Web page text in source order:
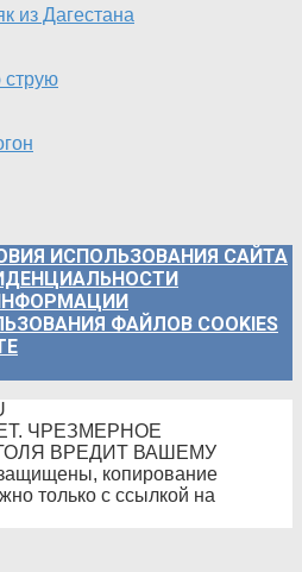
из Дагестана
струю
ИСПОЛЬЗОВАНИЯ САЙТА
ФАЙЛОВ COOKIES
ЧРЕЗМЕРНОЕ
ВРЕДИТ ВАШЕМУ
копирование
только с ссылкой на